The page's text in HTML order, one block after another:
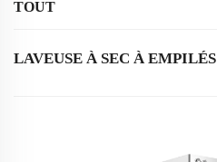
TOUT
LAVEUSE À SEC À EMPILÉS